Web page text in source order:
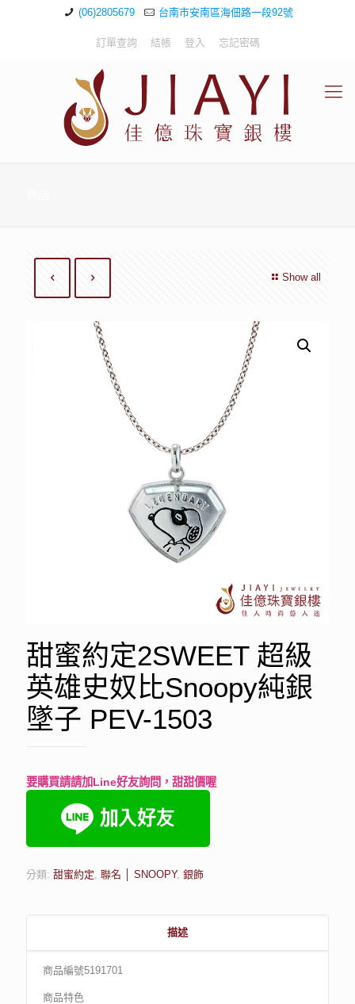
(06)2805679 台南市安南區海佃路一段92號
訂單查詢 結帳 登入 忘記密碼
Show all
甜蜜約定2SWEET 超級
英雄史奴比Snoopy純銀
墜子 PEV-1503
要購買請請加Line好友詢問，甜甜價喔
分類: 甜蜜約定 聯名 │ SNOOPY, 銀飾
描述
商品編號5191701
商品特色